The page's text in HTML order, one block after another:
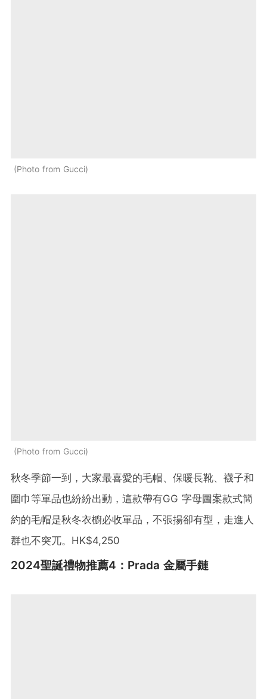
Photo from Gucci
Photo from Gucci
秋冬季節一到，大家最喜愛的毛帽、保暖長靴、襪子和
圍巾等單品也紛紛出動，這款帶有GG 字母圖案款式簡
約的毛帽是秋冬衣櫥必收單品，不張揚卻有型，走進人
群也不突兀。HK$4,250
2024聖誕禮物推薦4：Prada 金屬手鏈